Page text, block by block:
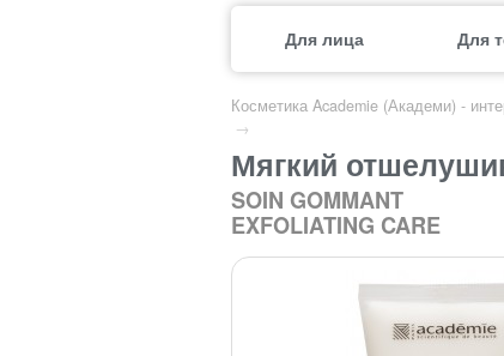
Для лица Для
Косметика Academie (Академи) -
→
Мягкий
SOIN GOMMANT
EXFOLIATING CARE